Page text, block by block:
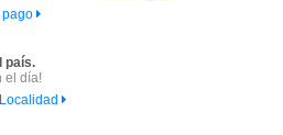
pago
país.
el día!